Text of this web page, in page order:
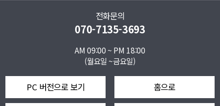
전화문의
070-7135-3693
AM 09:00 ~ PM 18:00
(월요일 ~금요일)
PC 버전으로 보기 홈으로